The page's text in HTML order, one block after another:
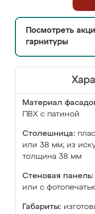
Посмотреть
гарнитуры
Материал
ПВХ с патиной
Столешница:
или 38 мм; из
толщина 38 мм
Стеновая панель:
или с
Габариты: